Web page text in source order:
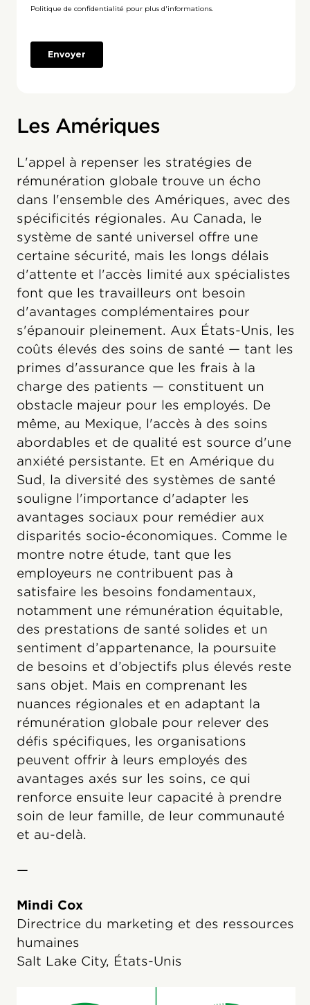
Les Amériques
L'appel à repenser les stratégies de
rémunération globale trouve un écho
dans l'ensemble des Amériques, avec des
spécificités régionales. Au Canada, le
système de santé universel offre une
certaine sécurité, mais les longs délais
d'attente et l'accès limité aux spécialistes
font que les travailleurs ont besoin
d'avantages complémentaires pour
s'épanouir pleinement. Aux États-Unis, les
coûts élevés des soins de santé — tant les
primes d'assurance que les frais à la
charge des patients — constituent un
obstacle majeur pour les employés. De
même, au Mexique, l'accès à des soins
abordables et de qualité est source d'une
anxiété persistante. Et en Amérique du
Sud, la diversité des systèmes de santé
souligne l'importance d'adapter les
avantages sociaux pour remédier aux
disparités socio-économiques. Comme le
montre notre étude, tant que les
employeurs ne contribuent pas à
satisfaire les besoins fondamentaux,
notamment une rémunération équitable,
des prestations de santé solides et un
sentiment d’appartenance, la poursuite
de besoins et d’objectifs plus élevés reste
sans objet. Mais en comprenant les
nuances régionales et en adaptant la
rémunération globale pour relever des
défis spécifiques, les organisations
peuvent offrir à leurs employés des
avantages axés sur les soins, ce qui
renforce ensuite leur capacité à prendre
soin de leur famille, de leur communauté
et au-delà.
—
Mindi Cox
Directrice du marketing et des ressources
humaines
Salt Lake City, États-Unis